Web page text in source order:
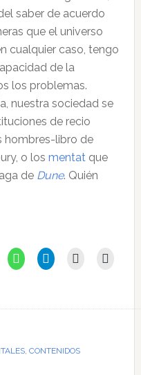
saber de acuerdo
que el universo
cualquier caso, tengo
de la
los problemas.
nuestra sociedad se
de recio
hombres-libro de
o los mentat que
de Dune. Quién
, CONTENIDOS